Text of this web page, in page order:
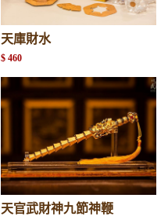
天庫財水
$ 460
天官武財神九節神鞭